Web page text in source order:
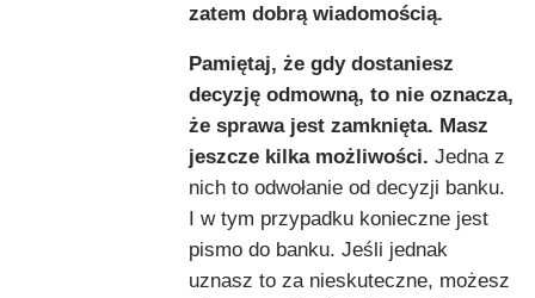
zatem dobrą wiadomością.
Pamiętaj, że gdy dostaniesz
decyzję odmowną, to nie oznacza,
że sprawa jest zamknięta. Masz
jeszcze kilka możliwości. Jedna z
nich to odwołanie od decyzji banku.
I w tym przypadku konieczne jest
pismo do banku. Jeśli jednak
uznasz to za nieskuteczne, możesz